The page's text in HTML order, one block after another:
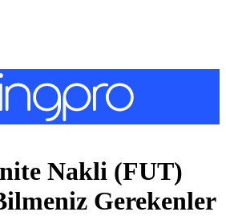
Nakli (FUT)
Gerekenler